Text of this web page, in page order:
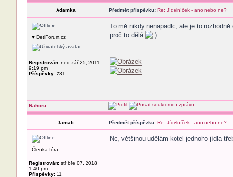
Adamka Předmět příspěvku: Re: Jídelníček - ano nebo ne?
♥ DetiForum.cz
Registrován:ned zář 25, 2011
9:19 pm
Příspěvky:231
To mě nikdy nenapadlo, ale je to
proč to dělá
Nahoru
Jamali Předmět příspěvku: Re: Jídelníček - ano nebo ne?
Členka fóra
Registrován:stř bře 07, 2018
1:40 pm
Příspěvky:11
Ne, většinou udělám kotel jednoho jídla